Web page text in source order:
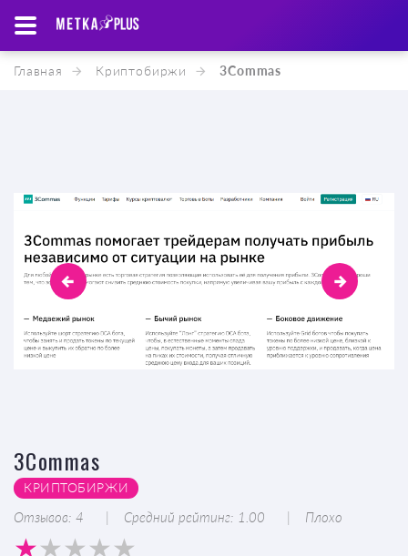
Главная Криптобиржи 3Commas
3Commas
КРИПТОБИРЖИ
Отзывов: 4 Средний рейтинг: 1.00 Плохо